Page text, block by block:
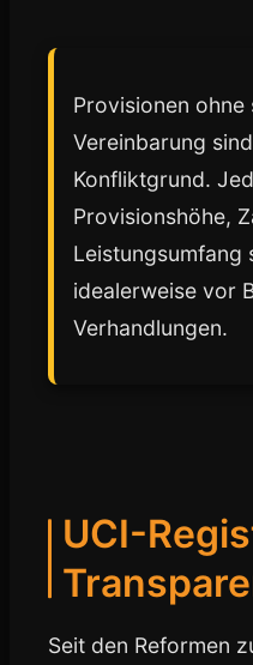
Provisionen
Vereinbarung
Konfliktgrund.
Provisionshöhe,
Leistungsumfang
idealerweise vor
Verhandlungen.
UCI-
Seit den Reformen